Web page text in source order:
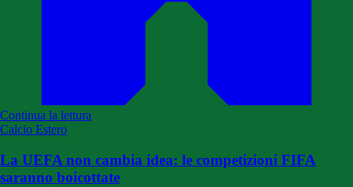
Continua la lettura
Calcio Estero
La UEFA non cambia idea: le competizioni FIFA
saranno boicottate